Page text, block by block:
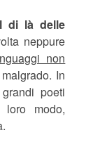
di là delle
neppure
non
In
poeti
modo,